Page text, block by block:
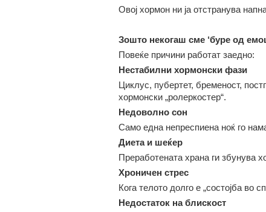
Овој хормон ни ја отстранува
Зошто некогаш сме ‘буре од
Повеќе причини работат заедно:
Нестабилни хормонски фази
Циклус, пубертет, бременост,
хормонски „ролеркостер“.
Недоволно сон
Само една непреспиена ноќ го
Диета и шеќер
Преработената храна ги збунува
Хроничен стрес
Кога телото долго е „состојба во
Недостаток на блискост